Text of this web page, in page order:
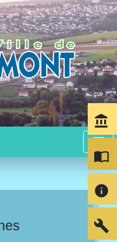
menu
account_balance
import_contacts
info
build